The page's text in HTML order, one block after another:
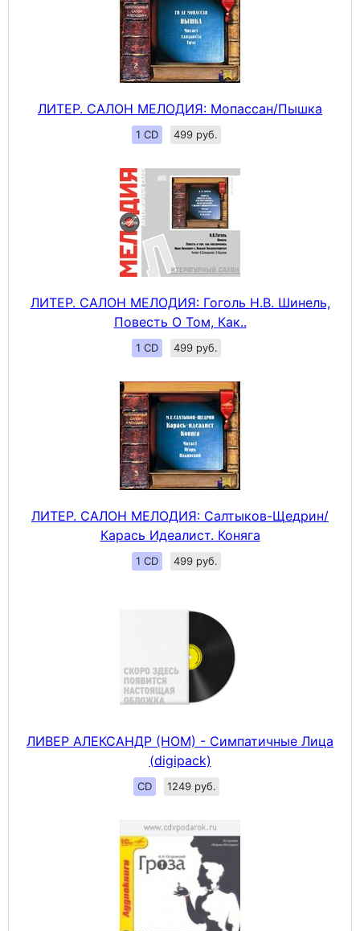
ЛИТЕР. САЛОН МЕЛОДИЯ: Мопассан/Пышка
1 CD 499 руб.
ЛИТЕР. САЛОН МЕЛОДИЯ: Гоголь Н.В. Шинель,
Повесть О Том, Как..
1 CD 499 руб.
ЛИТЕР. САЛОН МЕЛОДИЯ: Салтыков-Щедрин/
Карась Идеалист. Коняга
1 CD 499 руб.
ЛИВЕР АЛЕКСАНДР (НОМ) - Симпатичные Лица
(digipack)
CD 1249 руб.